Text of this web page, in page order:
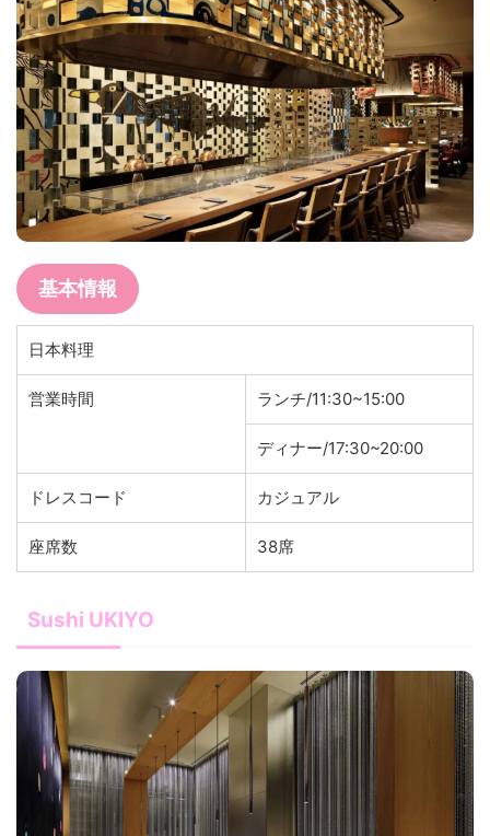
基本情報
日本料理
営業時間 ランチ/11:30~15:00
ディナー/17:30~20:00
ドレスコード カジュアル
座席数 38席
Sushi UKIYO